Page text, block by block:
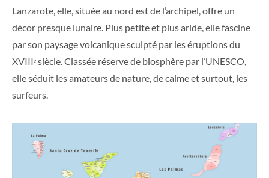
Lanzarote, elle, située au nord est de l’archipel, offre un
décor presque lunaire. Plus petite et plus aride, elle fascine
par son paysage volcanique sculpté par les éruptions du
XVIIIᵉ siècle. Classée réserve de biosphère par l’UNESCO,
elle séduit les amateurs de nature, de calme et surtout, les
surfeurs.